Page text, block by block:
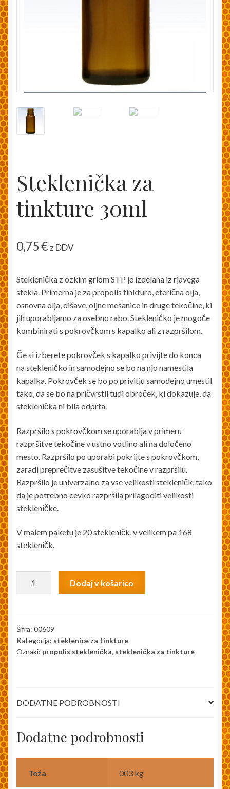
Steklenička za
tinkture 30ml
0,75€z DDV
Steklenička z ozkim grlom STP je izdelana iz rjavega
stekla. Primerna je za propolis tinkturo, eterična olja,
osnovna olja, dišave, oljne mešanice in druge tekočine, ki
jih uporabljamo za osebno rabo. Stekleničko je mogoče
kombinirati s pokrovčkom s kapalko ali z razpršilom.
Če si izberete pokrovček s kapalko privijte do konca
na stekleničko in samodejno se bo na njo namestila
kapalka. Pokrovček se bo po privitju samodejno umestil
tako, da se bo na pričvrstil tudi obroček, ki dokazuje, da
steklenička ni bila odprta.
Razpršilo s pokrovčkom se uporablja v primeru
razpršitve tekočine v ustno votlino ali na določeno
mesto. Razpršilo po uporabi pokrijte s pokrovčkom,
zaradi preprečitve zasušitve tekočine v razpršilu.
Razpršilo je univerzalno za vse velikosti stekleničk, tako
da je potrebno cevko razpršila prilagoditi velikosti
stekleničke.
V malem paketu je 20 stekleničk, v velikem pa 168
stekleničk.
količina
Dodaj v košarico
Šifra: 00609
Kategorija: steklenice za tinkture
Oznaki: propolis steklenička, steklenička za tinkture
DODATNE PODROBNOSTI
Dodatne podrobnosti
Teža 003 kg